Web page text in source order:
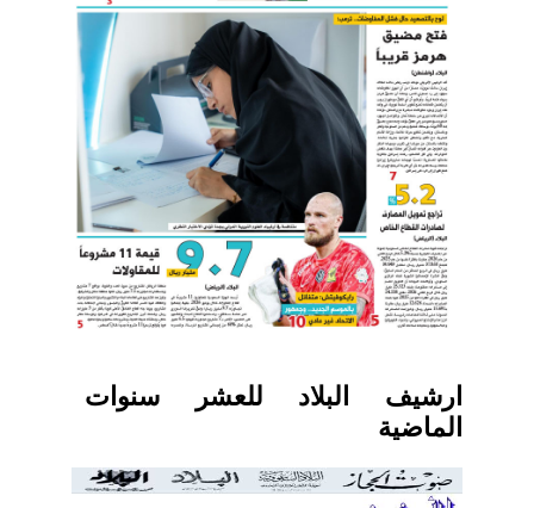
ارشيف البلاد للعشر سنوات
الماضية